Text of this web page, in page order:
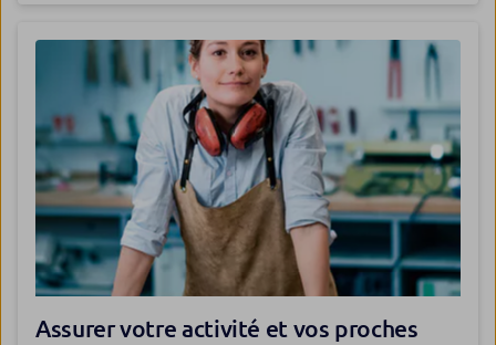
Assurer votre activité et vos proches